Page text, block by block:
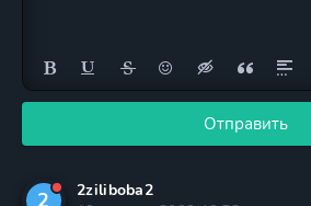
Отправить
2
2ziliboba2